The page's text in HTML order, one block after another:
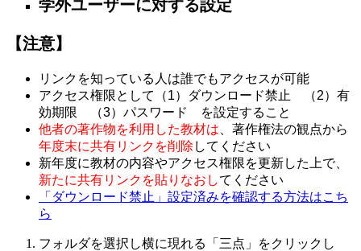
学外ユーザーに対する設定
【注意】
リンクを知っている人は誰でもアクセスが可能
アクセス権限として（1）ダウンロード禁止 （2）有
効期限 （3）パスワード を設定すること
他者の著作物を利用した教材は 、著作権法の観点から
年度末に共有リンクを削除 してください
新年度に教材の内容やアクセス権限を更新した上で、
新たに共有リンクを貼りなおしてください
「ダウンロード禁止」設定済みを確認する方法はこち
ら
フォルダを選択し横に現れる「三点」をクリックし